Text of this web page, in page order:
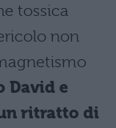
tossica
non
David e
ritratto di